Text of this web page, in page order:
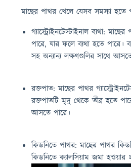
মাছের পাথর খেলে যেসব সমস্যা হতে
গ্যাস্ট্রোইনটেস্টাইনাল ব্যথা:
পারে, যার ফলে ব্যথা হতে পারে।
সহ অন্যান্য লক্ষণগুলির সাথে
রক্তপাত: মাছের পাথর
রক্তপাতটি মৃদু থেকে তীব্র হতে
আসতে পারে।
কিডনিতে পাথর: মাছের পাথর
কিডনিতে ক্যালসিয়াম জমা হওয়ার